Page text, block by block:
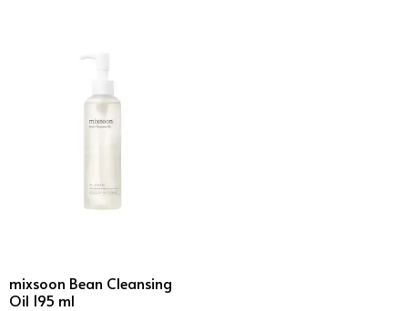
mixsoon Bean Cleansing
Oil 195 ml